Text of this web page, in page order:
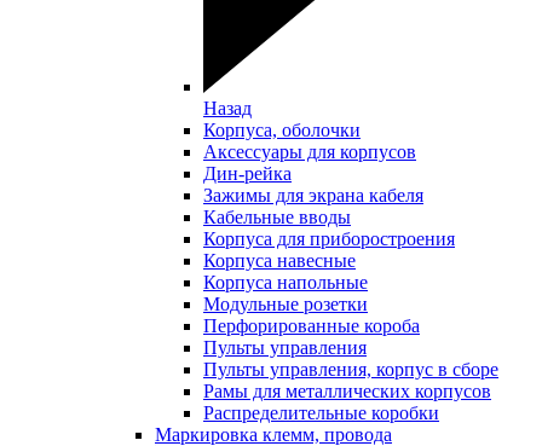
Назад
Корпуса, оболочки
Аксессуары для корпусов
Дин-рейка
Зажимы для экрана кабеля
Кабельные вводы
Корпуса для приборостроения
Корпуса навесные
Корпуса напольные
Модульные розетки
Перфорированные короба
Пульты управления
Пульты управления, корпус в сборе
Рамы для металлических корпусов
Распределительные коробки
Маркировка клемм, провода